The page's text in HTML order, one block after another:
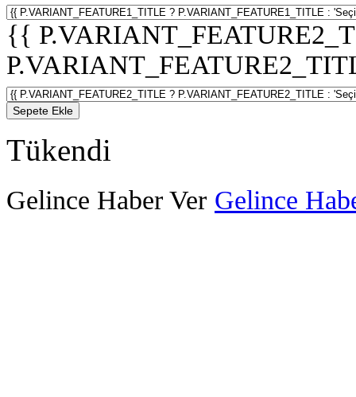
{{
Sepete Ekle
Tükendi
Gelince Haber Ver Gelince